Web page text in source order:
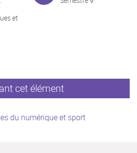
et
cet élément
du numérique et sport